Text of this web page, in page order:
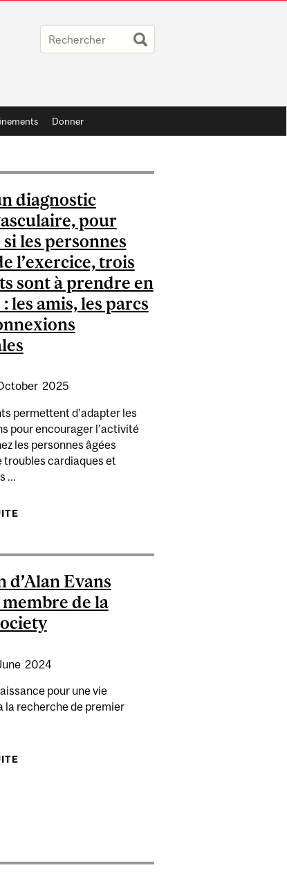
Donner
ENTRE ENSEIGNEMENT PROFESSORAL ET
DES OBJETS?
diagnostic
pour
les personnes
l’exercice, trois
sont à prendre en
les amis, les parcs
2025
permettent d’adapter les
pour encourager l’activité
les personnes âgées
troubles cardiaques et
...
CONNEXIONS CÉRÉBRALES
d’Alan Evans
de la
2024
pour une vie
la recherche de premier